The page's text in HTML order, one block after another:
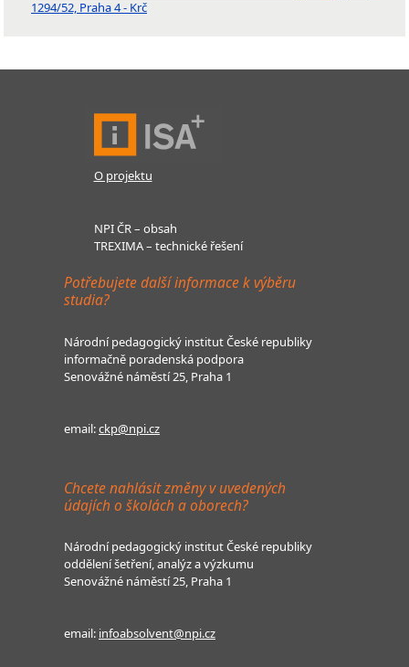
1294/52, Praha 4 - Krč
O projektu
NPI ČR – obsah
TREXIMA – technické řešení
Potřebujete další informace k výběru
studia?
Národní pedagogický institut České republiky
informačně poradenská podpora
Senovážné náměstí 25, Praha 1
email:ckp@npi.cz
Chcete nahlásit změny v uvedených
údajích o školách a oborech?
Národní pedagogický institut České republiky
oddělení šetření, analýz a výzkumu
Senovážné náměstí 25, Praha 1
email: infoabsolvent@npi.cz